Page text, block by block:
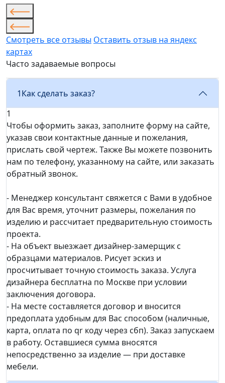
Смотреть все отзывы Оставить отзыв на яндекс
картах
Часто задаваемые вопросы
1Как сделать заказ?
1
Чтобы оформить заказ, заполните форму на сайте,
указав свои контактные данные и пожелания,
прислать свой чертеж. Также Вы можете позвонить
нам по телефону, указанному на сайте, или заказать
обратный звонок.
- Менеджер консультант свяжется с Вами в удобное
для Вас время, уточнит размеры, пожелания по
изделию и рассчитает предварительную стоимость
проекта.
- На объект выезжает дизайнер-замерщик с
образцами материалов. Рисует эскиз и
просчитывает точную стоимость заказа. Услуга
дизайнера бесплатна по Москве при условии
заключения договора.
- На месте составляется договор и вносится
предоплата удобным для Вас способом (наличные,
карта, оплата по qr коду через сбп). Заказ запускаем
в работу. Оставшиеся сумма вносятся
непосредственно за изделие — при доставке
мебели.